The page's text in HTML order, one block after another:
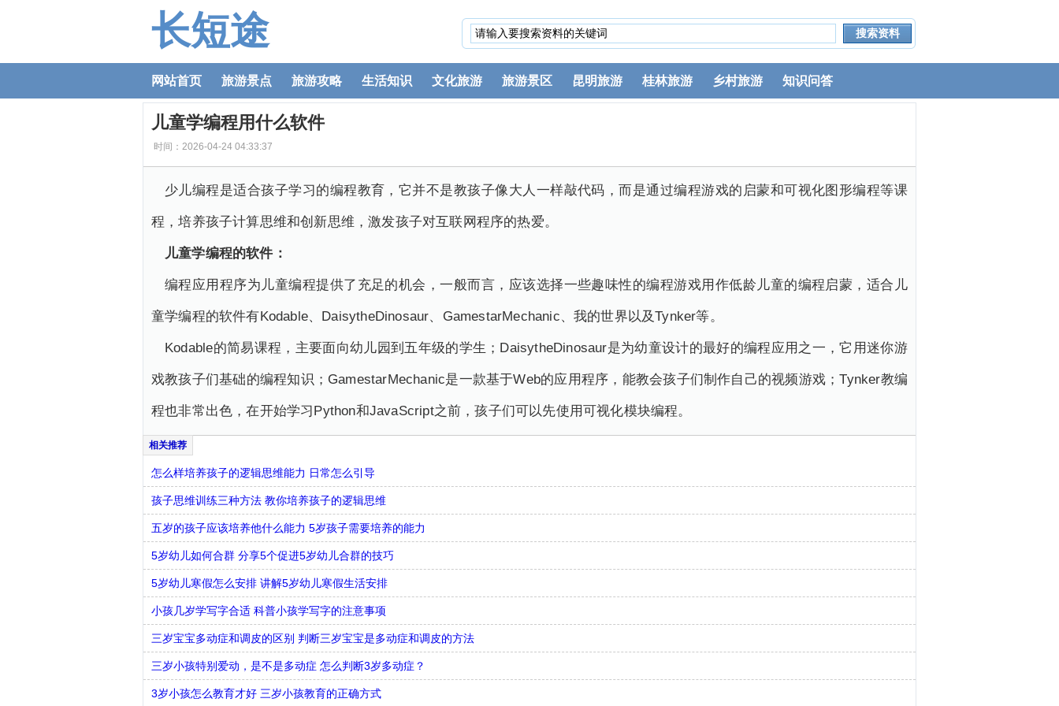
长短途
网站首页 旅游景点 旅游攻略 生活知识 文化旅游 旅游景区 昆明旅游 桂林旅游 乡村旅游 知识问答
儿童学编程用什么软件
时间：2026-04-24 04:33:37
少儿编程是适合孩子学习的编程教育，它并不是教孩子像大人一样敲代码，而是通过编程游戏的启蒙和可视化图形编程等课
程，培养孩子计算思维和创新思维，激发孩子对互联网程序的热爱。
儿童学编程的软件：
编程应用程序为儿童编程提供了充足的机会，一般而言，应该选择一些趣味性的编程游戏用作低龄儿童的编程启蒙，适合儿
童学编程的软件有Kodable、DaisytheDinosaur、GamestarMechanic、我的世界以及Tynker等。
Kodable的简易课程，主要面向幼儿园到五年级的学生；DaisytheDinosaur是为幼童设计的最好的编程应用之一，它用迷你游
戏教孩子们基础的编程知识；GamestarMechanic是一款基于Web的应用程序，能教会孩子们制作自己的视频游戏；Tynker教编
程也非常出色，在开始学习Python和JavaScript之前，孩子们可以先使用可视化模块编程。
怎么样培养孩子的逻辑思维能力 日常怎么引导
孩子思维训练三种方法 教你培养孩子的逻辑思维
五岁的孩子应该培养他什么能力 5岁孩子需要培养的能力
5岁幼儿如何合群 分享5个促进5岁幼儿合群的技巧
5岁幼儿寒假怎么安排 讲解5岁幼儿寒假生活安排
小孩几岁学写字合适 科普小孩学写字的注意事项
三岁宝宝多动症和调皮的区别 判断三岁宝宝是多动症和调皮的方法
三岁小孩特别爱动，是不是多动症 怎么判断3岁多动症？
3岁小孩怎么教育才好 三岁小孩教育的正确方式